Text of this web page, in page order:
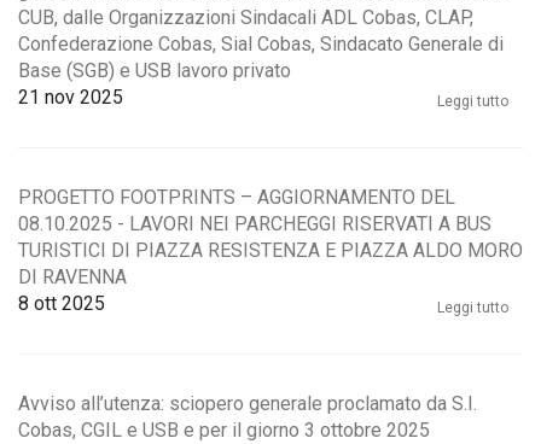
CUB, dalle Organizzazioni Sindacali ADL Cobas, CLAP,
Confederazione Cobas, Sial Cobas, Sindacato Generale di
Base (SGB) e USB lavoro privato
21 nov 2025 Leggi tutto
PROGETTO FOOTPRINTS – AGGIORNAMENTO DEL
08.10.2025 - LAVORI NEI PARCHEGGI RISERVATI A BUS
TURISTICI DI PIAZZA RESISTENZA E PIAZZA ALDO MORO
DI RAVENNA
8 ott 2025 Leggi tutto
Avviso all’utenza: sciopero generale proclamato da S.I.
Cobas, CGIL e USB e per il giorno 3 ottobre 2025